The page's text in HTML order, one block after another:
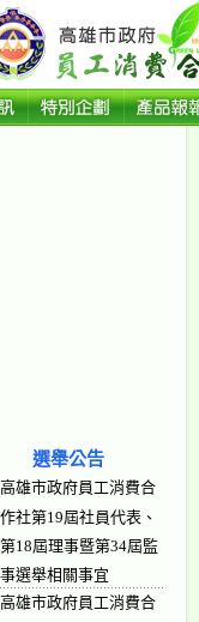
選舉公告
高雄市政府員工消費合
作社第19屆社員代表、
第18屆理事暨第34屆監
事選舉相關事宜
高雄市政府員工消費合